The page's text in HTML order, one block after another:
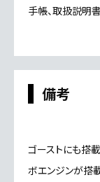
手帳、取扱説明
備考
ゴーストにも搭
ボエンジンが搭